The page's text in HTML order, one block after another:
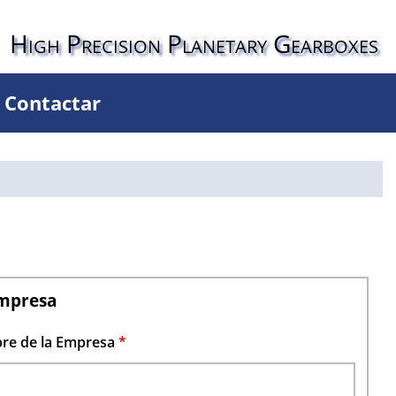
High Precision Planetary Gearboxes
Contactar
de la Empresa*